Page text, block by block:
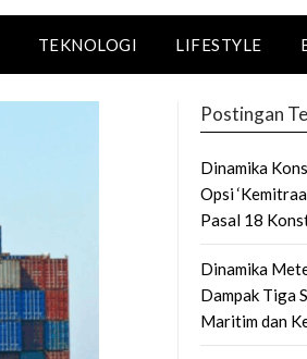
TEKNOLOGI LIFESTYLE
Postingan
Dinamika
Opsi
Pasal 18
Dinamika
Dampak Tiga
Maritim dan